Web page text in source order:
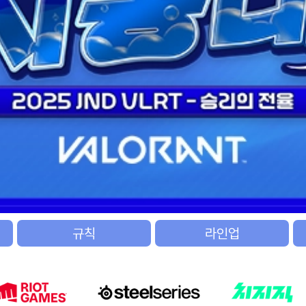
규칙 라인업